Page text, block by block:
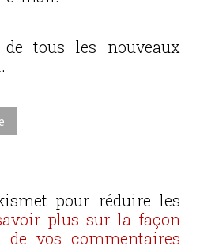
de tous les nouveaux
pour réduire les
plus sur la façon
de vos commentaires